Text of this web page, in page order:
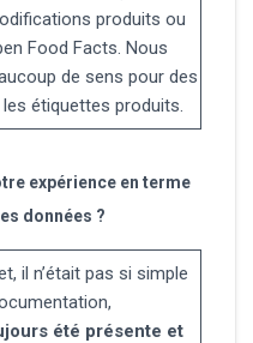
produits ou
Food Facts. Nous
de sens pour des
étiquettes produits.
expérience en terme
données ?
il n’était pas si simple
été présente et